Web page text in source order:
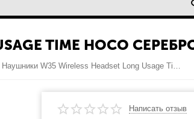
TIME HOCO
Наушники W35 Wireless Headset Long Usage Time HOCO серебро
Написать отзыв